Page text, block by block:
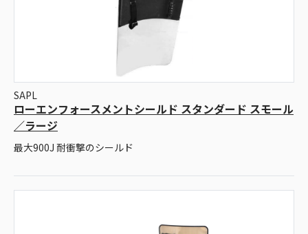
SAPL
ローエンフォースメントシールド スタンダード スモール
／ラージ
最大900J 耐衝撃のシールド